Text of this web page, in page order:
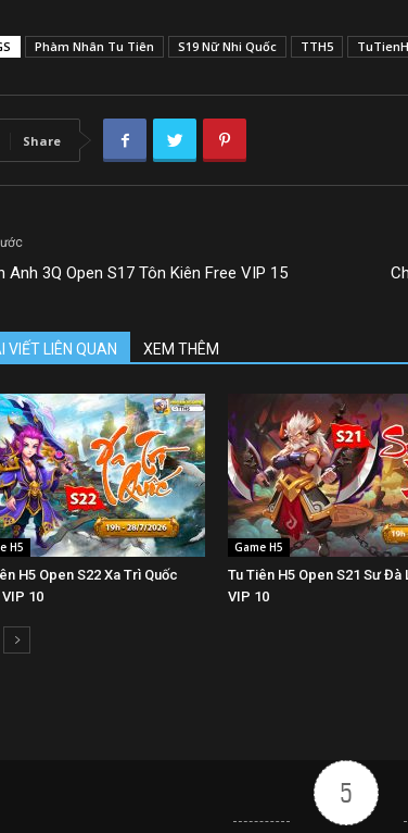
Phàm Nhân Tu Tiên S19 Nữ Nhi Quốc TTH5
Share
Anh 3Q Open S17 Tôn Kiên Free VIP 15
VIẾT LIÊN QUAN XEM THÊM
H5
H5 Open S22 Xa Trì Quốc
10
Game H5
Tu Tiên H5 Open S21 Sư Đà
VIP 10
5